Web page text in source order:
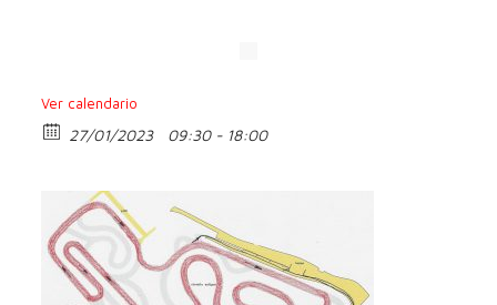
Ver calendario
27/01/2023 09:30 - 18:00